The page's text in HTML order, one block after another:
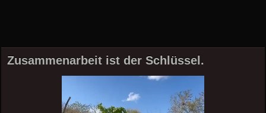
Zusammenarbeit ist der Schlüssel.